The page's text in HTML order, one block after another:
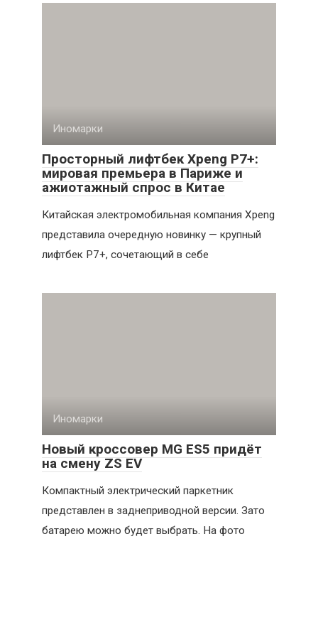
Иномарки
Просторный лифтбек Xpeng P7+:
мировая премьера в Париже и
ажиотажный спрос в Китае
Китайская электромобильная компания Xpeng
представила очередную новинку — крупный
лифтбек P7+, сочетающий в себе
Иномарки
Новый кроссовер MG ES5 придёт
на смену ZS EV
Компактный электрический паркетник
представлен в заднеприводной версии. Зато
батарею можно будет выбрать. На фото